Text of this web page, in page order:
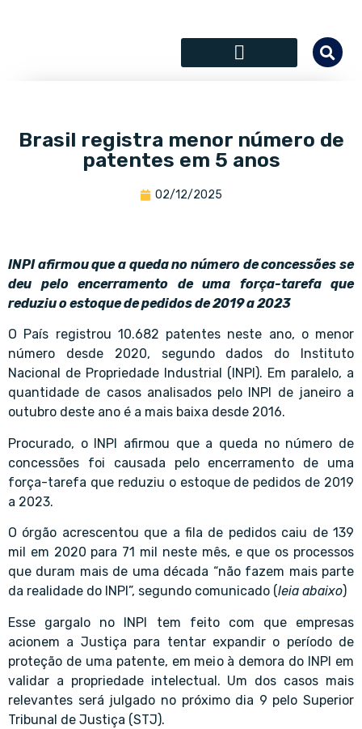
Brasil registra menor número de
patentes em 5 anos
02/12/2025
INPI afirmou que a queda no número de concessões se
deu pelo encerramento de uma força-tarefa que
reduziu o estoque de pedidos de 2019 a 2023
O País registrou 10.682 patentes neste ano, o menor
número desde 2020, segundo dados do Instituto
Nacional de Propriedade Industrial (INPI). Em paralelo, a
quantidade de casos analisados pelo INPI de janeiro a
outubro deste ano é a mais baixa desde 2016.
Procurado, o INPI afirmou que a queda no número de
concessões foi causada pelo encerramento de uma
força-tarefa que reduziu o estoque de pedidos de 2019
a 2023.
O órgão acrescentou que a fila de pedidos caiu de 139
mil em 2020 para 71 mil neste mês, e que os processos
que duram mais de uma década “não fazem mais parte
da realidade do INPI”, segundo comunicado (leia abaixo)
Esse gargalo no INPI tem feito com que empresas
acionem a Justiça para tentar expandir o período de
proteção de uma patente, em meio à demora do INPI em
validar a propriedade intelectual. Um dos casos mais
relevantes será julgado no próximo dia 9 pelo Superior
Tribunal de Justiça (STJ).